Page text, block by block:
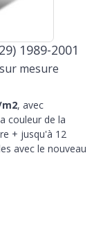
1989-2001
mesure
, avec
couleur de la
+ jusqu'à 12
avec le nouveau